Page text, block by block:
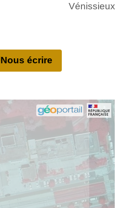
Vénissieux
Nous écrire